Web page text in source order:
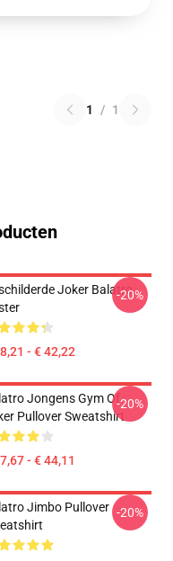
1 / 1
Joker Balatro
- € 42,22
-20%
Jongens Gym Of
Pullover Sweatshirt
- € 44,11
-20%
Jimbo Pullover -20%